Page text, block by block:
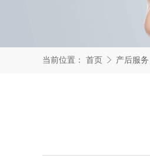
当前位置： 首页 产后服务